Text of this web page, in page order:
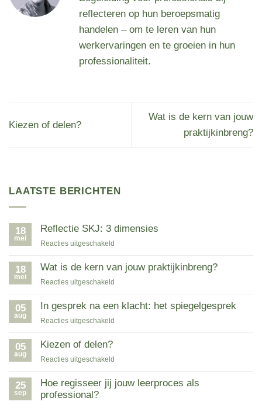
LAATSTE BERICHTEN
18
mei
Reflectie SKJ: 3 dimensies
Reacties uitgeschakeld
SKJ:
18
mei
Wat is de kern van jouw praktijkinbreng?
Reacties uitgeschakeld
is
05
aug
In gesprek na een klacht: het spiegelgesprek
Reacties uitgeschakeld
het
05
aug
Kiezen of delen?
Reacties uitgeschakeld
of
25
sep
Hoe regisseer jij jouw leerproces als
professional?
reflecteren op hun beroepsmatig
handelen – om te leren van hun
werkervaringen en te groeien in hun
professionaliteit.
Kiezen of delen?
Wat is de kern van jouw
praktijkinbreng?